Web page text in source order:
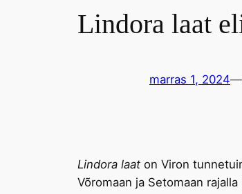
Lindora laat
marras 1, 2024—
Lindora laat on Viron
Võromaan ja Setomaan